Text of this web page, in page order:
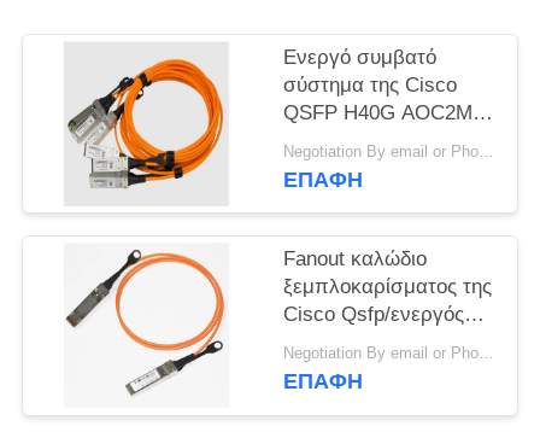
SITEMAP
PRIVACY
POLICY
Ενεργό συμβατό
σύστημα της Cisco
QSFP H40G AOC2M
οπτικών καλωδίων
Hangalaxy OFNP
Negotiation By email or Phone Call MOQ:Το ρητό MOQ είναι 10pcs
ΕΠΑΦΉ
Fanout καλώδιο
ξεμπλοκαρίσματος της
Cisco Qsfp/ενεργός
εξάρτηση
ανεμιστήρων οπτικών
Negotiation By email or Phone Call MOQ:Το ρητό MOQ είναι 10pcs
ΕΠΑΦΉ